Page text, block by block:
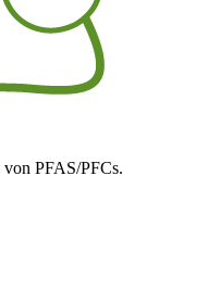
von PFAS/PFCs.